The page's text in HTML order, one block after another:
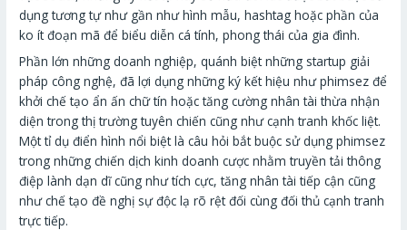
dụng tương tự như gần như hình mẫu, hashtag hoặc phần của
ko ít đoạn mã để biểu diễn cá tính, phong thái của gia đình.
Phần lớn những doanh nghiệp, quánh biệt những startup giải
pháp công nghệ, đã lợi dụng những ký kết hiệu như phimsez để
khởi chế tạo ẩn ấn chữ tín hoặc tăng cường nhân tài thừa nhận
diện trong thị trường tuyên chiến cũng như cạnh tranh khốc liệt.
Một tỉ dụ điển hình nổi biệt là câu hỏi bắt buộc sử dụng phimsez
trong những chiến dịch kinh doanh cược nhằm truyền tải thông
điệp lành dạn dĩ cũng như tích cực, tăng nhân tài tiếp cận cũng
như chế tạo đề nghị sự độc lạ rõ rệt đối cùng đối thủ cạnh tranh
trực tiếp.